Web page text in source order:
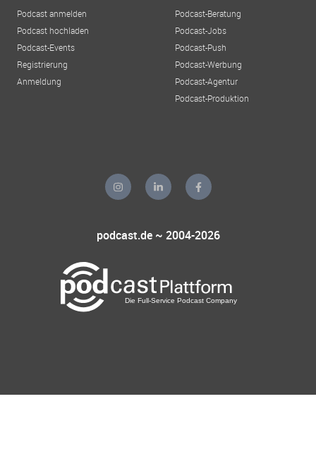
Podcast anmelden
Podcast hochladen
Podcast-Events
Registrierung
Anmeldung
Podcast-Beratung
Podcast-Jobs
Podcast-Push
Podcast-Werbung
Podcast-Agentur
Podcast-Produktion
podcast.de ~ 2004-2026